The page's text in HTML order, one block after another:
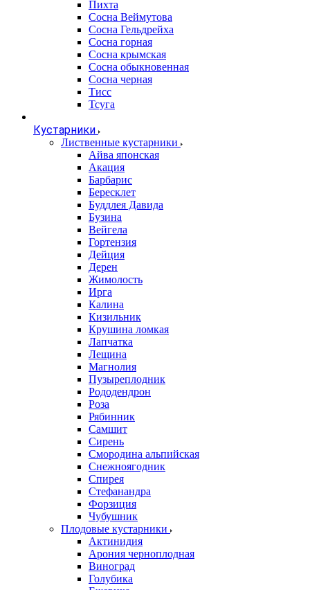
Пихта
Сосна Веймутова
Сосна Гельдрейха
Сосна горная
Сосна крымская
Сосна обыкновенная
Сосна черная
Тисс
Тсуга
Кустарники
Лиственные кустарники
Айва японская
Акация
Барбарис
Бересклет
Буддлея Давида
Бузина
Вейгела
Гортензия
Дейция
Дерен
Жимолость
Ирга
Калина
Кизильник
Крушина ломкая
Лапчатка
Лещина
Магнолия
Пузыреплодник
Рододендрон
Роза
Рябинник
Самшит
Сирень
Смородина альпийская
Снежноягодник
Спирея
Стефанандра
Форзиция
Чубушник
Плодовые кустарники
Актинидия
Арония черноплодная
Виноград
Голубика